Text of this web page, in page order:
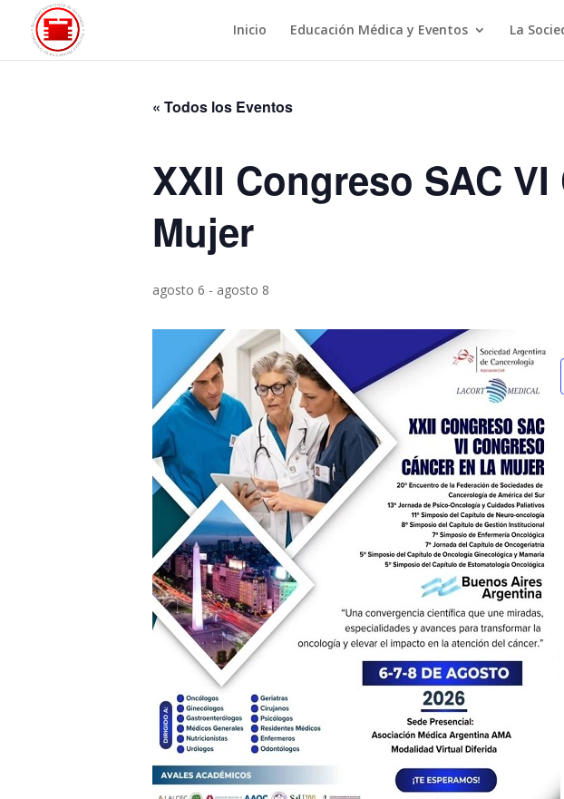
Inicio Educación Médica y Eventos La
« Todos los Eventos
XXII Congreso SAC
Mujer
agosto 6 - agosto 8